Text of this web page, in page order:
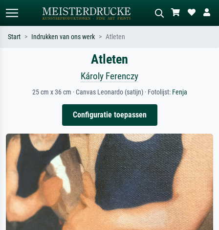
Zoek op kunstenaar, titel of stijl – bijv.
Monet, Sterrennacht, impressionisme,
Hokusai-golf, naakt.
weide, abstract met veel rood, donker
olieverfschilderij, staand naakt naast
Start Indrukken van ons werk Atleten
Atleten
Károly Ferenczy
25 cm x 36 cm · Canvas Leonardo (satijn) · Fotolijst: Fenja
Configuratie toepassen